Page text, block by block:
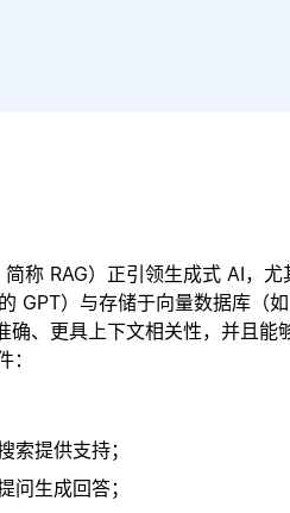
称 RAG）正引领生成式 AI，尤
GPT）与存储于向量数据库（如
、更具上下文相关性，并且能
提供支持；
生成回答；